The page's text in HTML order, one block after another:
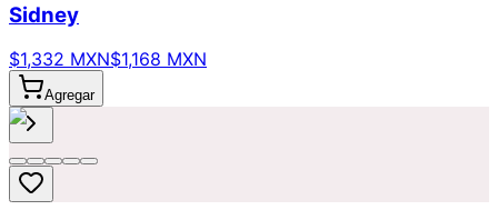
Sidney
$1,332 MXN$1,168 MXN
Agregar